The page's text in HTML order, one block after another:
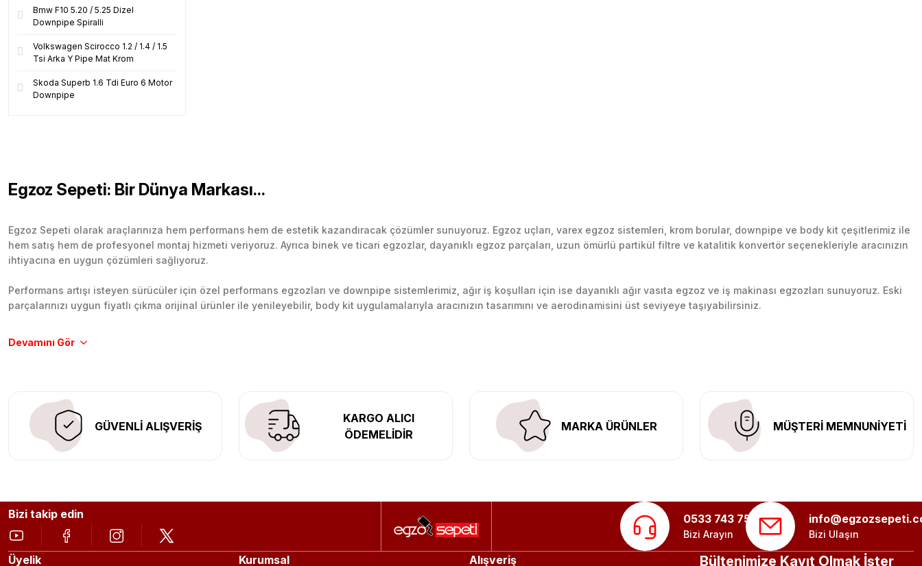
Bmw F10 5.20 / 5.25 Dizel
Downpipe Spiralli
Volkswagen Scirocco 1.2 / 1.4 / 1.5
Tsi Arka Y Pipe Mat Krom
Skoda Superb 1.6 Tdi Euro 6 Motor
Downpipe
Egzoz Sepeti: Bir Dünya Markası...
Egzoz Sepeti olarak araçlarınıza hem performans hem de estetik kazandıracak çözümler sunuyoruz. Egzoz uçları, varex egzoz sistemleri, krom borular, downpipe ve body kit çeşitlerimiz ile
hem satış hem de profesyonel montaj hizmeti veriyoruz. Ayrıca binek ve ticari egzozlar, dayanıklı egzoz parçaları, uzun ömürlü partikül filtre ve katalitik konvertör seçenekleriyle aracınızın
ihtiyacına en uygun çözümleri sağlıyoruz.
Performans artışı isteyen sürücüler için özel performans egzozları ve downpipe sistemlerimiz, ağır iş koşulları için ise dayanıklı ağır vasıta egzoz ve iş makinası egzozları sunuyoruz. Eski
parçalarınızı uygun fiyatlı çıkma orijinal ürünler ile yenileyebilir, body kit uygulamalarıyla aracınızın tasarımını ve aerodinamisini üst seviyeye taşıyabilirsiniz.
Tüm ürünlerimiz orijinal, dayanıklı ve uzun ömürlüdür. İstanbul’daki montaj merkezimizde profesyonel montaj yapıyor, Türkiye’nin her yerine güvenli kargo ile teslimat gerçekleştiriyoruz.
GÜVENLİ ALIŞVERİŞ
KARGO ALICI
ÖDEMELİDİR
MARKA ÜRÜNLER MÜŞTERİ MEMNUNİYETİ
Bizi takip edin 0533 743 75 56
Bizi Arayın Bizi Ulaşın
Üyelik Kurumsal Alışveriş Bültenimize Kayıt Olmak İster